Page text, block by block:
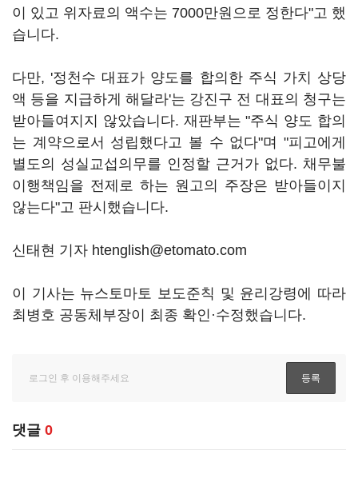
이 있고 위자료의 액수는 7000만원으로 정한다"고 했
습니다.
다만, '정천수 대표가 양도를 합의한 주식 가치 상당
액 등을 지급하게 해달라'는 강진구 전 대표의 청구는
받아들여지지 않았습니다. 재판부는 "주식 양도 합의
는 계약으로서 성립했다고 볼 수 없다"며 "피고에게
별도의 성실교섭의무를 인정할 근거가 없다. 채무불
이행책임을 전제로 하는 원고의 주장은 받아들이지
않는다"고 판시했습니다.
신태현 기자 htenglish@etomato.com
이 기사는 뉴스토마토 보도준칙 및 윤리강령에 따라
최병호 공동체부장이 최종 확인·수정했습니다.
댓글 0